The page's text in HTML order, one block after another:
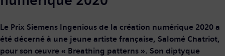
Le Prix Siemens Ingenious de la création numérique 2020 a
été décerné à une jeune artiste française, Salomé Chatriot,
pour son œuvre « Breathing patterns ». Son diptyque